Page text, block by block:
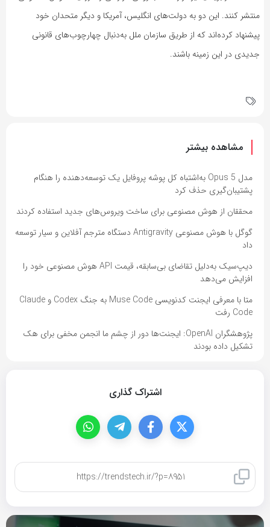
منتشر کنند. این دو به دولت‌های انگلیس، آمریکا و دیگر متحدان خود
پیشنهاد کرده‌اند که از طریق سازمان ملل به‌دنبال چهارچوب‌های قانونی
جدیدی در این زمینه باشند.
مشاهده بیشتر
مدل Opus 5 به‌اشتباه کل پوشه پروفایل یک توسعه‌دهنده را هنگام
پشتیبان‌گیری حذف کرد
محققان از هوش مصنوعی برای ساخت ویروس‌های جدید استفاده کردند
گوگل با هوش مصنوعی Antigravity دستگاه مترجم آفلاین و سیار توسعه
داد
دیپ‌سیک به‌دلیل تقاضای بی‌سابقه، قیمت API هوش مصنوعی خود را
افزایش می‌دهد
متا با معرفی ایجنت کدنویسی Muse Code به جنگ Codex و Claude
Code رفت
پژوهشگران OpenAI: ایجنت‌ها دور از چشم ما انجمن مخفی برای هک
تشکیل داده بودند
اشتراک گذاری
کپی لینک